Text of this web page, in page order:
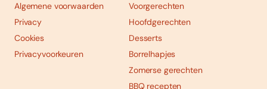
Algemene voorwaarden
Privacy
Cookies
Privacyvoorkeuren
Voorgerechten
Hoofdgerechten
Desserts
Borrelhapjes
Zomerse gerechten
BBQ recepten